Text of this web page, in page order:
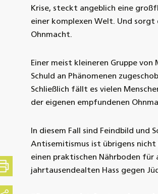
Krise, steckt angeblich eine
einer komplexen Welt. Und
Ohnmacht.
Einer meist kleineren Gruppe
Schuld an Phänomenen
Schließlich fällt es vielen
der eigenen empfundenen
In diesem Fall sind Feindbild und
Antisemitismus ist übrigens nicht
einen praktischen Nährboden
jahrtausendealten Hass gegen
Drucken
Teilen